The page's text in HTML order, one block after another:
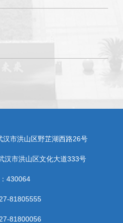
市洪山区野芷湖西路26号
汉市洪山区文化大道333号
430064
81805555
81800056